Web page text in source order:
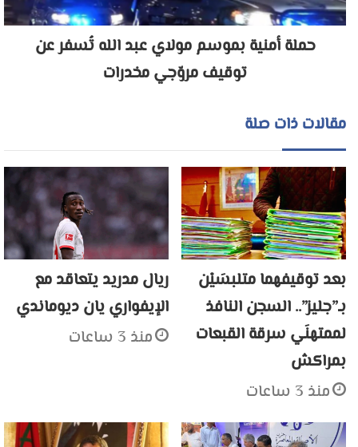
حملة أمنية بموسم مولاي عبد الله تُسفر عن
توقيف مروّجي مخدرات
مقالات ذات صلة
بعد توقيفهما متلبسَيْن
بـ”جليز”.. السجن النافذ
لممتهنَي سرقة القبعات
بمراكش
منذ 3 ساعات
ريال مدريد يتعاقد مع
الإيفواري يان ديوماندي
منذ 3 ساعات